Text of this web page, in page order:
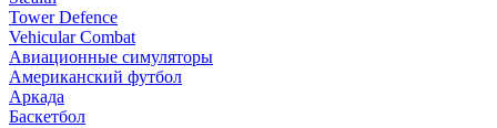
Tower Defence
Vehicular Combat
Авиационные симуляторы
Американский футбол
Аркада
Баскетбол